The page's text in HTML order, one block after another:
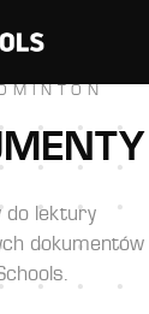
do lektury
dokumentów